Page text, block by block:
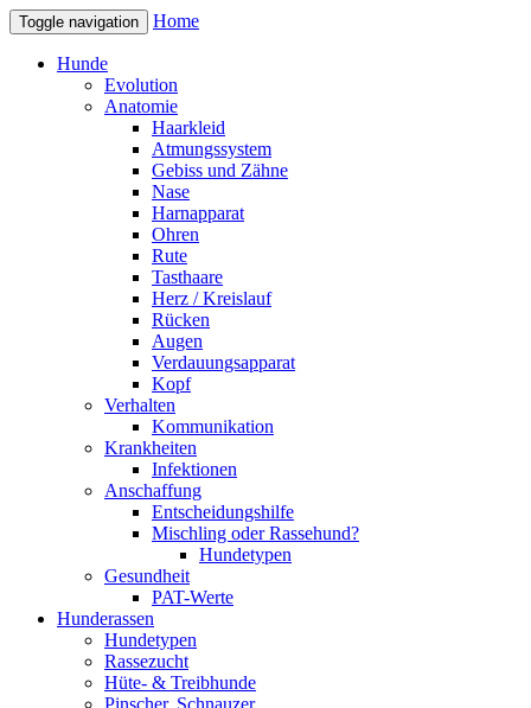
Toggle navigation Home
Hunde
Evolution
Anatomie
Haarkleid
Atmungssystem
Gebiss und Zähne
Nase
Harnapparat
Ohren
Rute
Tasthaare
Herz / Kreislauf
Rücken
Augen
Verdauungsapparat
Kopf
Verhalten
Kommunikation
Krankheiten
Infektionen
Anschaffung
Entscheidungshilfe
Mischling oder Rassehund?
Hundetypen
Gesundheit
PAT-Werte
Hunderassen
Hundetypen
Rassezucht
Hüte- & Treibhunde
Pinscher, Schnauzer